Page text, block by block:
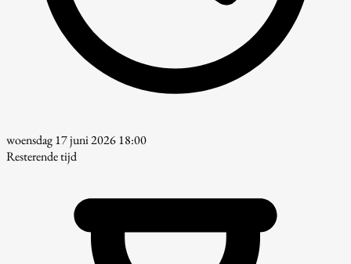
woensdag 17 juni 2026 18:00
Resterende tijd